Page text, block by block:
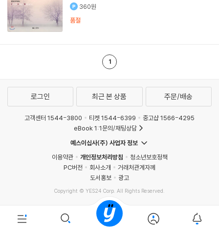
360원
품절
1
로그인 최근 본 상품 주문/배송
고객센터 1544-3800 티켓 1544-6399
중고샵 1566-4295
eBook 1:1문의/채팅상담
예스이십사(주) 사업자 정보
이용약관
개인정보처리방침
청소년보호정책
PC버전
회사소개
거래처관계자께
도서홍보
광고
Copyright © YES24 Corp. All Rights Reserved.